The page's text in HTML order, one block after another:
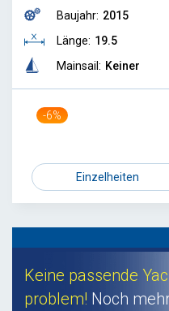
Baujahr: 2015
Länge: 19.5
Mainsail: Keiner
-6%
Einzelheiten
Keine passende
problem! Noch